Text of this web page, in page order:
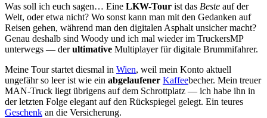
Was soll ich euch sagen… Eine LKW-Tour ist das Beste auf der
Welt, oder etwa nicht? Wo sonst kann man mit den Gedanken auf
Reisen gehen, während man den digitalen Asphalt unsicher macht?
Genau deshalb sind Woody und ich mal wieder im TruckersMP
unterwegs — derultimative Multiplayer für digitale Brummifahrer.
Meine Tour startet diesmal in Wien, weil mein Konto aktuell
ungefähr so leer ist wie ein abgelaufener Kaffeebecher. Mein treuer
MAN-Truck liegt übrigens auf dem Schrottplatz — ich habe ihn in
der letzten Folge elegant auf den Rückspiegel gelegt. Ein teures
Geschenk an die Versicherung.